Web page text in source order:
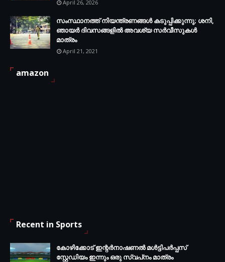
April 26, 2026
സംസ്ഥാനത്ത് നിയന്ത്രണങ്ങള്‍ കടുപ്പിക്കുന്നു; ശനി,
ഞായര്‍ ദിവസങ്ങളില്‍ അവശ്യ സര്‍വീസുകള്‍
മാത്രം
April 21, 2021
amazon
Recent in Sports
കോഴിക്കോട് ഇന്റര്‍നാഷണല്‍ മള്‍ട്ടിപര്‍പ്പസ്
സ്റ്റേഡിയം ഇന്നും ഒരു സ്വപ്‌നം മാത്രം